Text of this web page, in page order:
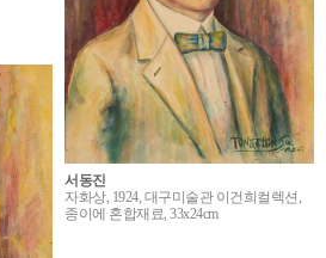
서동진
자화상, 1924, 대구미술관 이건희컬렉션,
종이에 혼합재료, 33x24cm